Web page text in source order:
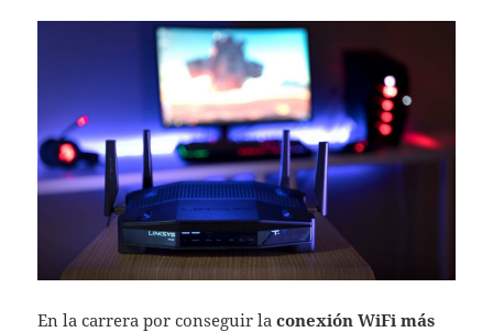
En la carrera por conseguir laconexión WiFi más